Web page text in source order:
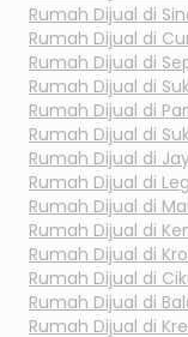
Rumah Dijual di
Rumah Dijual di
Rumah Dijual di
Rumah Dijual di
Rumah Dijual di
Rumah Dijual di
Rumah Dijual di
Rumah Dijual di
Rumah Dijual di
Rumah Dijual di
Rumah Dijual di
Rumah Dijual di
Rumah Dijual di
Rumah Dijual di